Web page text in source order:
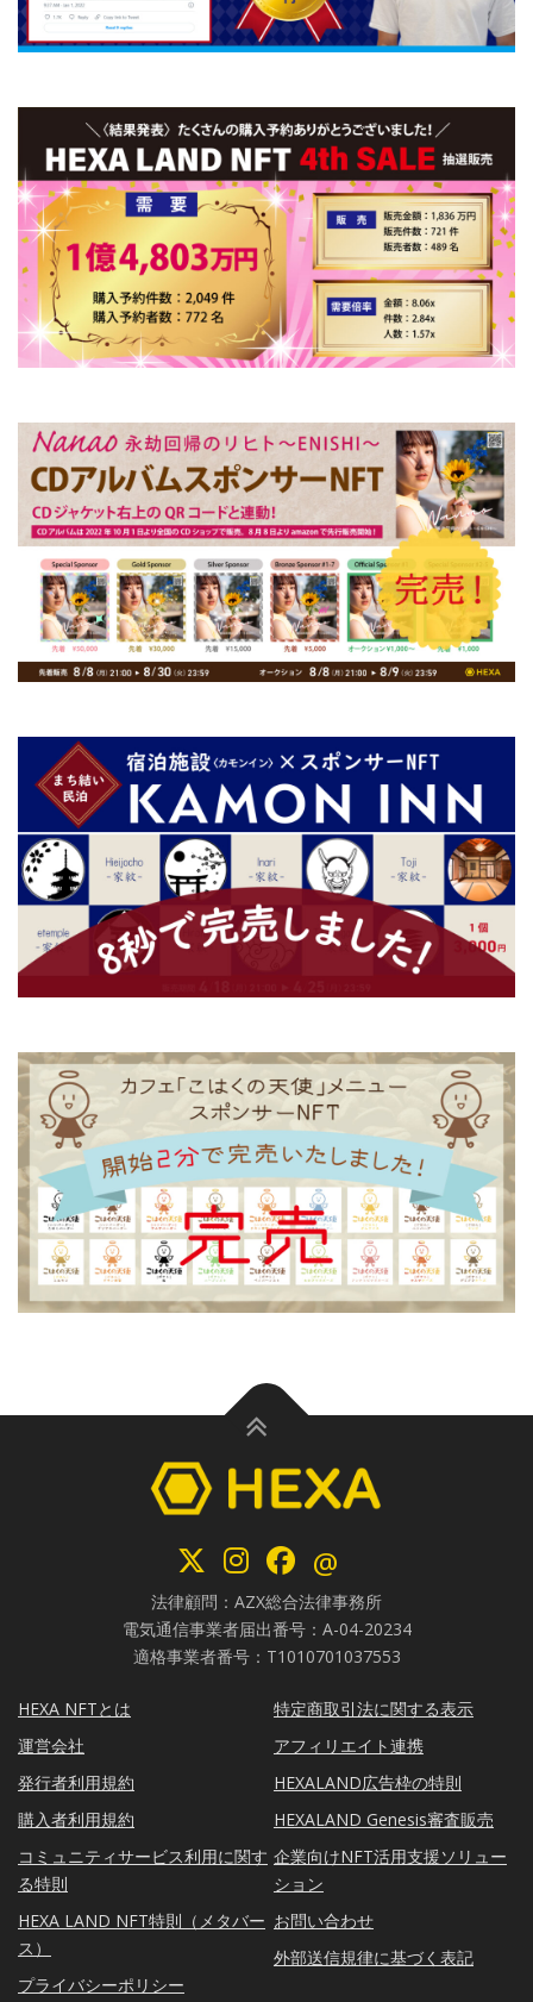
@
法律顧問：AZX総合法律事務所
電気通信事業者届出番号：A-04-20234
適格事業者番号：T1010701037553
HEXA NFTとは
運営会社
発行者利用規約
購入者利用規約
コミュニティサービス利用に関す
る特則
HEXA LAND NFT特則（メタバー
ス）
プライバシーポリシー
特定商取引法に関する表示
アフィリエイト連携
HEXALAND広告枠の特則
HEXALAND Genesis審査販売
企業向けNFT活用支援ソリュー
ション
お問い合わせ
外部送信規律に基づく表記